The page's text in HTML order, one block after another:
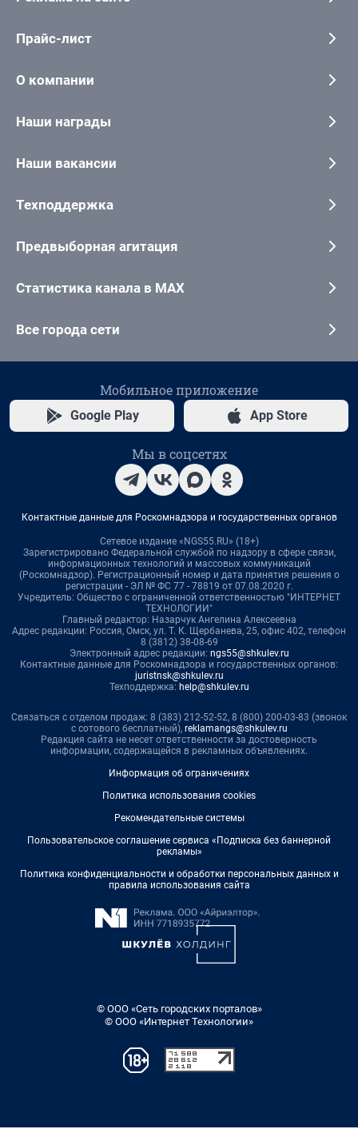
Прайс-лист
О компании
Наши награды
Наши вакансии
Техподдержка
Предвыборная агитация
Статистика канала в MAX
Все города сети
Мобильное приложение
Google Play App Store
Мы в соцсетях
Контактные данные для Роскомнадзора и государственных органов
Сетевое издание «NGS55.RU» (18+)
Зарегистрировано Федеральной службой по надзору в сфере связи,
информационных технологий и массовых коммуникаций
(Роскомнадзор). Регистрационный номер и дата принятия решения о
регистрации - ЭЛ № ФС 77 - 78819 от 07.08.2020 г.
Учредитель: Общество с ограниченной ответственностью "ИНТЕРНЕТ
ТЕХНОЛОГИИ"
Главный редактор: Назарчук Ангелина Алексеевна
Адрес редакции: Россия, Омск, ул. Т. К. Щербанева, 25, офис 402, телефон
8 (3812) 38-08-69
Электронный адрес редакции: ngs55@shkulev.ru
Контактные данные для Роскомнадзора и государственных органов:
juristnsk@shkulev.ru
Техподдержка: help@shkulev.ru
Связаться с отделом продаж: 8 (383) 212-52-52, 8 (800) 200-03-83 (звонок
с сотового бесплатный), reklamangs@shkulev.ru
Редакция сайта не несет ответственности за достоверность
информации, содержащейся в рекламных объявлениях.
Информация об ограничениях
Политика использования cookies
Рекомендательные системы
Пользовательское соглашение сервиса «Подписка без баннерной
рекламы»
Политика конфиденциальности и обработки персональных данных и
правила использования сайта
© ООО «Сеть городских порталов»
© ООО «Интернет Технологии»